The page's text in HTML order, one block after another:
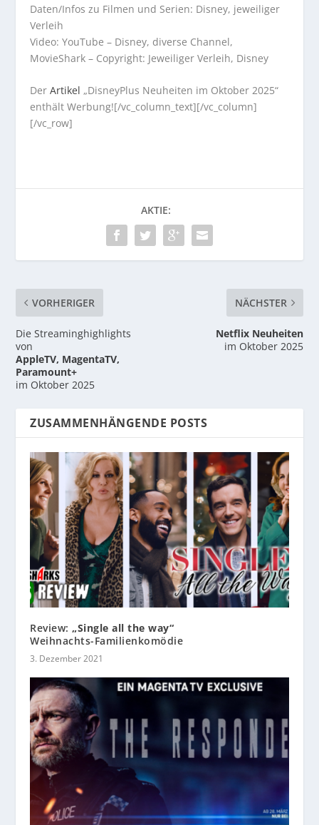
Daten/Infos zu Filmen und Serien: Disney, jeweiliger
Verleih
Video: YouTube – Disney, diverse Channel,
MovieShark – Copyright: Jeweiliger Verleih, Disney
DerArtikel „DisneyPlus Neuheiten im Oktober 2025“
enthält Werbung![/vc_column_text][/vc_column]
[/vc_row]
AKTIE:
VORHERIGER
Die Streaminghighlights
von
AppleTV, MagentaTV,
Paramount+
im Oktober 2025
NÄCHSTER
Netflix Neuheiten
im Oktober 2025
ZUSAMMENHÄNGENDE POSTS
Review:„Single all the way“
Weihnachts-Familienkomödie
3. Dezember 2021